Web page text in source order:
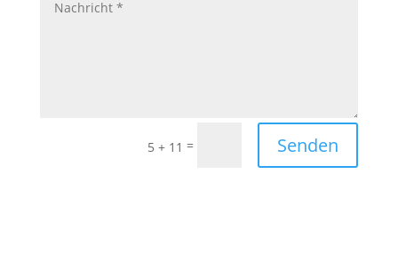
5 + 11 = Senden